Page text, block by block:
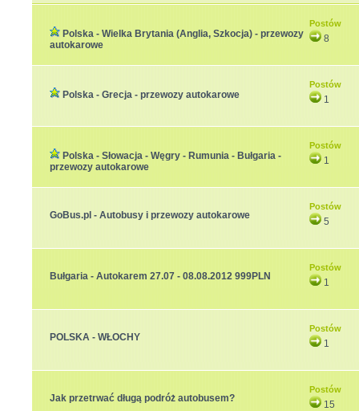
Polska - Wielka Brytania (Anglia, Szkocja) - przewozy
autokarowe
Postów
8
Polska - Grecja - przewozy autokarowe
Postów
1
Polska - Słowacja - Węgry - Rumunia - Bułgaria -
przewozy autokarowe
Postów
1
GoBus.pl - Autobusy i przewozy autokarowe
Postów
5
Bułgaria - Autokarem 27.07 - 08.08.2012 999PLN
Postów
1
POLSKA - WŁOCHY
Postów
1
Jak przetrwać długą podróż autobusem?
Postów
15